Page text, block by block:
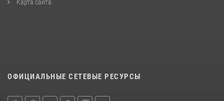
Карта сайта
ОФИЦИАЛЬНЫЕ СЕТЕВЫЕ РЕСУРСЫ